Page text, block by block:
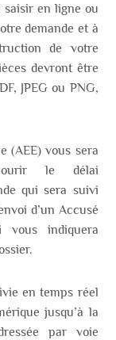
saisir en ligne ou
demande et à
de votre
devront être
JPEG ou PNG,
(AEE) vous sera
le délai
qui sera suivi
d’un Accusé
vous indiquera
en temps réel
jusqu’à la
par voie